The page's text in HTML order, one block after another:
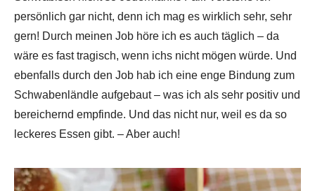
persönlich gar nicht, denn ich mag es wirklich sehr, sehr
gern! Durch meinen Job höre ich es auch täglich – da
wäre es fast tragisch, wenn ichs nicht mögen würde. Und
ebenfalls durch den Job hab ich eine enge Bindung zum
Schwabenländle aufgebaut – was ich als sehr positiv und
bereichernd empfinde. Und das nicht nur, weil es da so
leckeres Essen gibt. – Aber auch!